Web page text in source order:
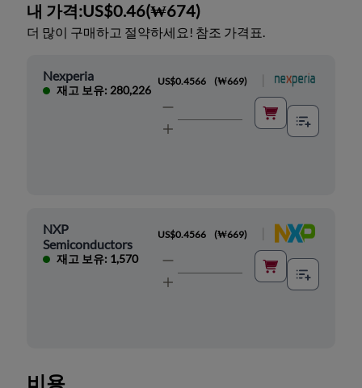
내 가격:US$0.46(₩674)
더 많이 구매하고 절약하세요! 참조 가격표.
Nexperia
재고 보유: 280,226
US$0.4566 (₩669)
NXP
Semiconductors
재고 보유: 1,570
US$0.4566 (₩669)
비용